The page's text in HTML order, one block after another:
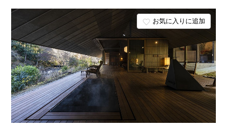
お気に入りに追加